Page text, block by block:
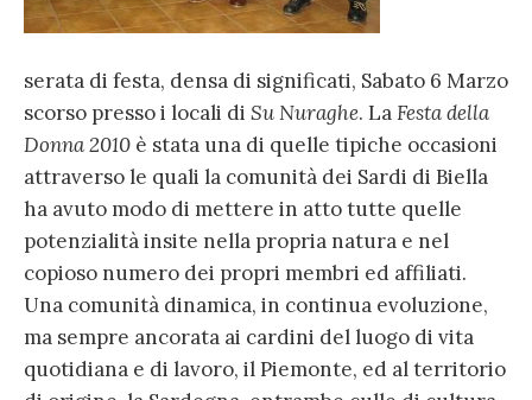
serata di festa, densa di significati, Sabato 6 Marzo
scorso presso i locali di Su Nuraghe. LaFesta della
Donna 2010 è stata una di quelle tipiche occasioni
attraverso le quali la comunità dei Sardi di Biella
ha avuto modo di mettere in atto tutte quelle
potenzialità insite nella propria natura e nel
copioso numero dei propri membri ed affiliati.
Una comunità dinamica, in continua evoluzione,
ma sempre ancorata ai cardini del luogo di vita
quotidiana e di lavoro, il Piemonte, ed al territorio